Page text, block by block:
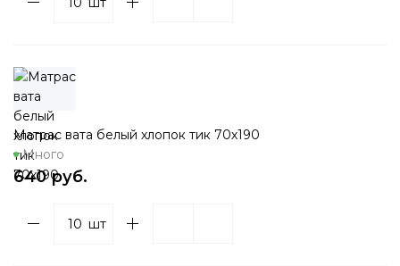
Матрас вата белый хлопок тик 70х190
Много
640 руб.
шт